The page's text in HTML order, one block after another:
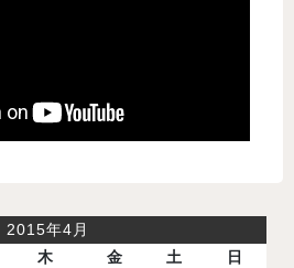
2015年4月
木 金 土 日